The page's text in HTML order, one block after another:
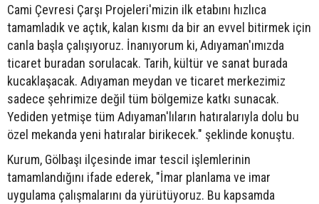
Cami Çevresi Çarşı Projeleri'mizin ilk etabını hızlıca
tamamladık ve açtık, kalan kısmı da bir an evvel bitirmek için
canla başla çalışıyoruz. İnanıyorum ki, Adıyaman'ımızda
ticaret buradan sorulacak. Tarih, kültür ve sanat burada
kucaklaşacak. Adıyaman meydan ve ticaret merkezimiz
sadece şehrimize değil tüm bölgemize katkı sunacak.
Yediden yetmişe tüm Adıyaman'lıların hatıralarıyla dolu bu
özel mekanda yeni hatıralar birikecek." şeklinde konuştu.
Kurum, Gölbaşı ilçesinde imar tescil işlemlerinin
tamamlandığını ifade ederek, "İmar planlama ve imar
uygulama çalışmalarını da yürütüyoruz. Bu kapsamda